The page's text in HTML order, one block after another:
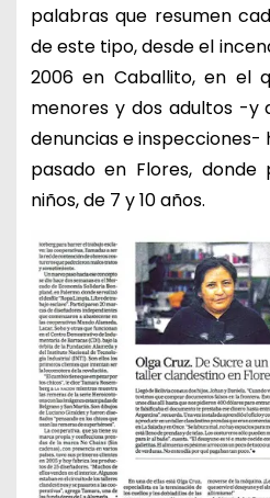
palabras que resumen
de este tipo, desde el
2006 en Caballito, en el
menores y dos adultos -y
denuncias e inspecciones-
pasado en Flores,
niños, de 7 y 10 años.